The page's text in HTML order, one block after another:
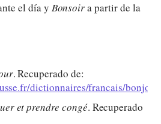
el día y Bonsoira partir de la
. Recuperado de:
dictionnaires/francais/bonjour
et prendre congé. Recuperado